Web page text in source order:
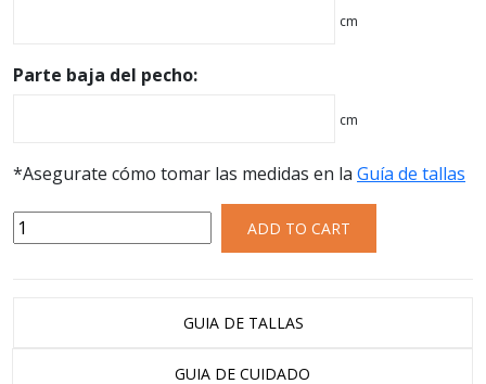
cm
Parte baja del pecho:
cm
*Asegurate cómo tomar las medidas en la Guía de tallas
ADD TO CART
GUIA DE TALLAS
GUIA DE CUIDADO